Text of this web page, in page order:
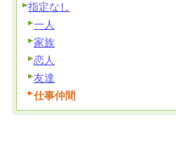
指定なし
一人
家族
恋人
友達
仕事仲間